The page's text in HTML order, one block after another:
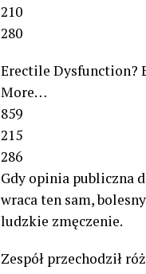
210
280
Erectile Dysfunction?
More…
859
215
286
Gdy opinia publiczna
wraca ten sam,
ludzkie zmęczenie.
Zespół przechodził